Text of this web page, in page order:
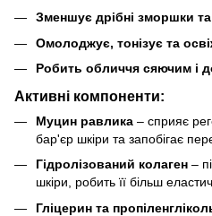
Зменшує дрібні зморшки та
Омолоджує, тонізує та
Робить обличчя сяючим і
Активні компоненти:
Муцин равлика – сприяє
бар'єр шкіри та запобігає
Гідролізований колаген –
шкіри, робить її більш
Гліцерин та